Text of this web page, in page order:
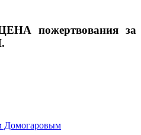
пожертвования за
Домогаровым